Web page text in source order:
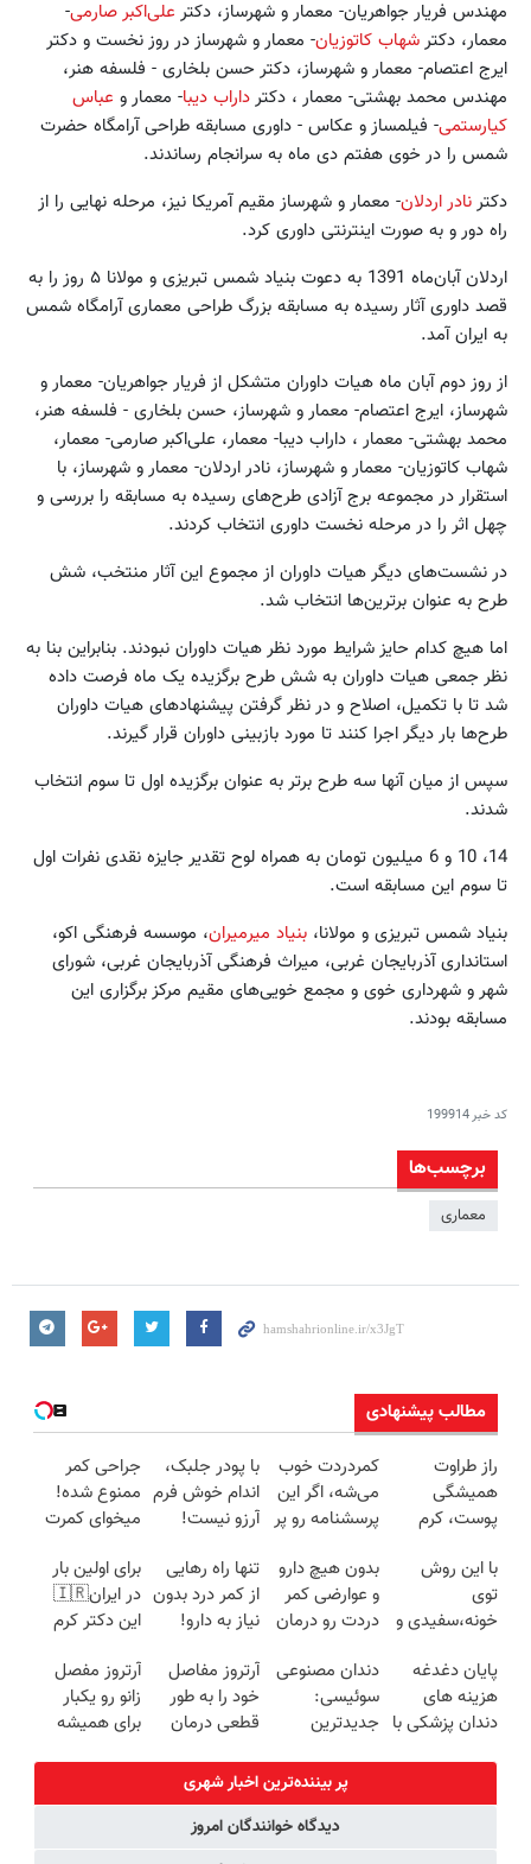
مهندس فریار جواهریان- معمار و شهرساز، دکتر علی‌اکبر صارمی-
معمار، دکترشهاب کاتوزیان- معمار و شهرساز در روز نخست و دکتر
ایرج اعتصام- معمار و شهرساز، دکتر حسن بلخاری - فلسفه هنر،
مهندس محمد بهشتی- معمار ، دکترداراب دیبا- معمار و عباس
کیارستمی- فیلمساز و عکاس - داوری مسابقه‌ طراحی آرامگاه حضرت
شمس را در خوی هفتم دی ماه به‌ سرانجام رساندند.
دکترنادر اردلان- معمار و شهرساز مقیم آمریکا نیز، مرحله‌‌‌ نهایی را از
راه دور و به‌ صورت اینترنتی داوری کرد.
اردلان آبان‌ماه 1391 به دعوت بنیاد شمس تبریزی و مولانا ۵ روز را به
قصد داوری آثار رسیده به مسابقه‌ بزرگ طراحی معماری آرامگاه شمس
به ایران آمد.
از روز دوم آبان ماه هیات داوران متشکل از فریار جواهریان- معمار و
شهرساز، ایرج اعتصام- معمار و شهرساز، حسن بلخاری - فلسفه هنر،
محمد بهشتی- معمار ، داراب دیبا- معمار، علی‌اکبر صارمی- معمار،
شهاب کاتوزیان- معمار و شهرساز، نادر اردلان- معمار و شهرساز، با
استقرار در مجموعه‌ برج آزادی طرح‌های رسیده به مسابقه را بررسی و
چهل اثر را در مرحله‌ نخست داوری انتخاب کردند.
در نشست‌های دیگر هیات داوران از مجموع این آثار منتخب، شش
طرح به‌ عنوان برترین‌ها انتخاب شد.
اما هیچ کدام حایز شرایط مورد نظر هیات داوران نبودند. بنابراین بنا به
نظر جمعی هیات داوران به شش طرح برگزیده یک ماه فرصت داده
شد تا با تکمیل، اصلاح و در نظر گرفتن پیشنهادهای هیات داوران
طرح‌ها بار دیگر اجرا کنند تا مورد بازبینی داوران قرار گیرند.
سپس از میان آنها سه طرح برتر به عنوان برگزیده اول تا سوم انتخاب
شدند.
14، 10 و 6 میلیون تومان به همراه لوح تقدیر جایزه‌ نقدی نفرات اول
تا سوم این مسابقه است.
بنیاد شمس تبریزی و مولانا، بنیاد میرمیران، موسسه فرهنگی اکو،
استانداری آذربایجان غربی، میراث فرهنگی آذربایجان غربی، شورای
شهر و شهرداری خوی و مجمع خویی‌های مقیم مرکز برگزاری این
مسابقه بودند.
کد خبر199914
برچسب‌ها
معماری
مطالب پیشنهادی
راز طراوت
همیشگی
پوست، کرم
با 45%تخفیف
کمردردت خوب
می‌شه، اگر این
پرسشنامه رو پر
با پودر جلبک،
اندام خوش فرم
آرزو نیست!
کاهش وزن در
یک ماه)
جراحی کمر
ممنوع شده!
میخوای کمرت
درمان کنی؟
((پرسش‌نامه))
با این روش
توی
خونه،سفیدی و
برگردون
(40%off)
بدون هیچ دارو
و عوارضی کمر
دردت رو درمان
(پرسش‌نامه)
تنها راه رهایی
از کمر درد بدون
نیاز به دارو!
برای اولین بار
در ایران🇮🇷
این دکتر کرم
روزه ساخت!
پایان دغدغه
هزینه های
دندان پزشکی با
دندان مصنوعی
سوئیسی:
جدیدترین
سبک و مقاوم |
پرداخت قسطی
آرتروز مفاصل
خود را به طور
قطعی درمان
◗پرسش‌نامه◖
آرتروز مفصل
زانو رو یکبار
برای همیشه
پر بیننده‌ترین اخبار شهری
دیدگاه خوانندگان امروز